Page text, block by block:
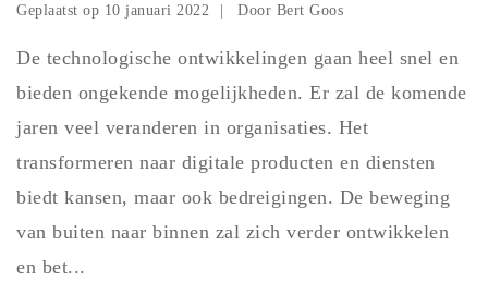
Geplaatst op 10 januari 2022 Door Bert Goos
De technologische ontwikkelingen gaan heel snel en
bieden ongekende mogelijkheden. Er zal de komende
jaren veel veranderen in organisaties. Het
transformeren naar digitale producten en diensten
biedt kansen, maar ook bedreigingen. De beweging
van buiten naar binnen zal zich verder ontwikkelen
en bet...